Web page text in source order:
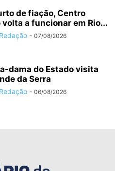
de fiação, Centro
volta a funcionar em Rio...
Redação - 07/08/2026
dama do Estado visita
da Serra
Redação - 06/08/2026